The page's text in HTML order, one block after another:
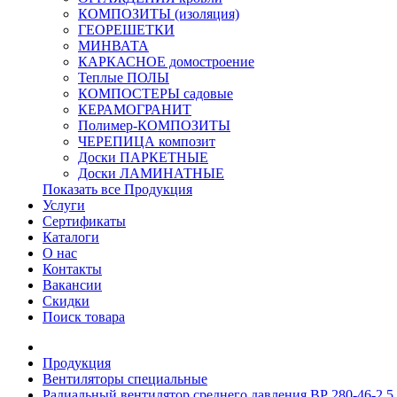
КОМПОЗИТЫ (изоляция)
ГЕОРЕШЕТКИ
МИНВАТА
КАРКАСНОЕ домостроение
Теплые ПОЛЫ
КОМПОСТЕРЫ садовые
КЕРАМОГРАНИТ
Полимер-КОМПОЗИТЫ
ЧЕРЕПИЦА композит
Доски ПАРКЕТНЫЕ
Доски ЛАМИНАТНЫЕ
Показать все Продукция
Услуги
Сертификаты
Каталоги
О нас
Контакты
Вакансии
Скидки
Поиск товара
Продукция
Вентиляторы специальные